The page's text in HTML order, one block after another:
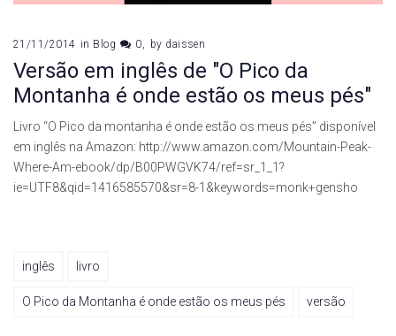
21/11/2014 in Blog 0 by daissen
Versão em inglês de "O Pico da
Montanha é onde estão os meus pés"
Livro “O Pico da montanha é onde estão os meus pés” disponível
em inglês na Amazon: http://www.amazon.com/Mountain-Peak-
Where-Am-ebook/dp/B00PWGVK74/ref=sr_1_1?
ie=UTF8&qid=1416585570&sr=8-1&keywords=monk+gensho
inglês livro
O Pico da Montanha é onde estão os meus pés versão